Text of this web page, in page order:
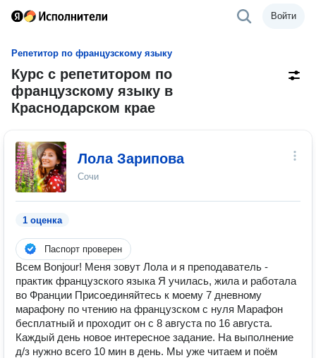
Войти
Репетитор по французскому языку
Курс с репетитором по
французскому языку в
Краснодарском крае
Лола Зарипова
Сочи
1 оценка
Паспорт проверен
Всем Bonjour! Меня зовут Лола и я преподаватель -
практик французского языка Я училась, жила и работала
во Франции Присоединяйтесь к моему 7 дневному
марафону по чтению на французском с нуля Марафон
бесплатный и проходит он с 8 августа по 16 августа.
Каждый день новое интересное задание. На выполнение
д/з нужно всего 10 мин в день. Мы уже читаем и поём